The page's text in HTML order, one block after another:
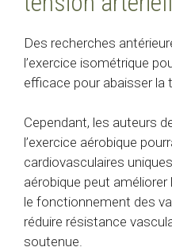
Des recherches
l’exercice isométrique
efficace pour abaisser la
Cependant, les auteurs
l’exercice aérobique
cardiovasculaires
aérobique peut
le fonctionnement des
réduire résistance
soutenue.